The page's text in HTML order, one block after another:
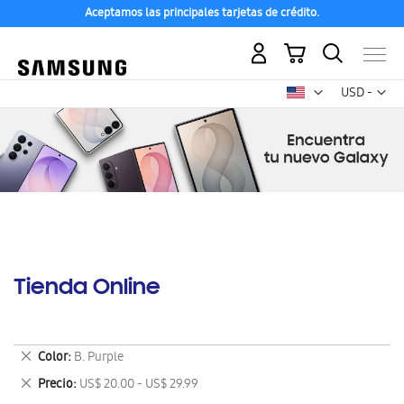
Aceptamos las principales tarjetas de crédito.
USD -
dólar
Mi carrito
Tienda Online
Color B. Purple
Eliminar
este
artículo
Precio US$ 20.00 - US$ 29.99
Eliminar